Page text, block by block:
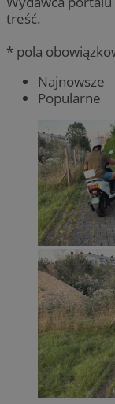
treść.
* pola
Najnowsze
Popularne